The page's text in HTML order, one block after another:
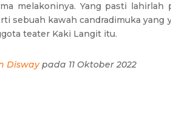
melakoninya. Yang pasti
sebuah kawah candradimuka yang
teater Kaki Langit itu.
Diswaypada 11 Oktober 2022